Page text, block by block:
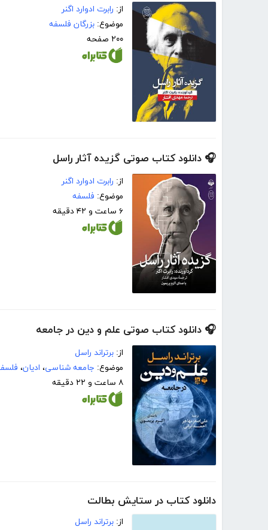
از: رابرت ادوارد اگنر
موضوع: بزرگان فلسفه
۲۰۰ صفحه
🎧 دانلود کتاب صوتی گزیده آثار راسل
از: رابرت ادوارد اگنر
موضوع: فلسفه
۶ ساعت و ۴۲ دقیقه
🎧 دانلود کتاب صوتی علم و دین در جامعه
از: برتراند راسل
موضوع: جامعه شناسی، ادیان،
۸ ساعت و ۲۲ دقیقه
دانلود کتاب در ستایش بطالت
از: برتراند راسل